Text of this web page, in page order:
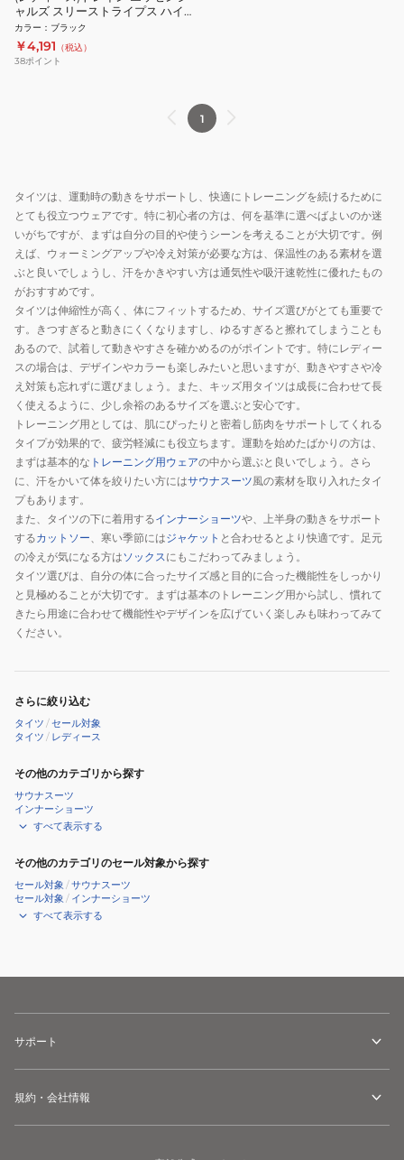
ャルズ スリーストライプス ハイ
ウエスト 7/8丈レギンス ECO90-
HT5438
カラー ： ブラック
￥4,191 （税込）
38ポイント
1
タイツは、運動時の動きをサポートし、快適にトレーニングを続けるために
とても役立つウェアです。特に初心者の方は、何を基準に選べばよいのか迷
いがちですが、まずは自分の目的や使うシーンを考えることが大切です。例
えば、ウォーミングアップや冷え対策が必要な方は、保温性のある素材を選
ぶと良いでしょうし、汗をかきやすい方は通気性や吸汗速乾性に優れたもの
がおすすめです。
タイツは伸縮性が高く、体にフィットするため、サイズ選びがとても重要で
す。きつすぎると動きにくくなりますし、ゆるすぎると擦れてしまうことも
あるので、試着して動きやすさを確かめるのがポイントです。特にレディー
スの場合は、デザインやカラーも楽しみたいと思いますが、動きやすさや冷
え対策も忘れずに選びましょう。また、キッズ用タイツは成長に合わせて長
く使えるように、少し余裕のあるサイズを選ぶと安心です。
トレーニング用としては、肌にぴったりと密着し筋肉をサポートしてくれる
タイプが効果的で、疲労軽減にも役立ちます。運動を始めたばかりの方は、
まずは基本的な トレーニング用ウェアの中から選ぶと良いでしょう。さら
に、汗をかいて体を絞りたい方にはサウナスーツ風の素材を取り入れたタイ
プもあります。
また、タイツの下に着用するインナーショーツや、上半身の動きをサポート
するカットソー、寒い季節にはジャケット と合わせるとより快適です。足元
の冷えが気になる方はソックスにもこだわってみましょう。
タイツ選びは、自分の体に合ったサイズ感と目的に合った機能性をしっかり
と見極めることが大切です。まずは基本のトレーニング用から試し、慣れて
きたら用途に合わせて機能性やデザインを広げていく楽しみも味わってみて
ください。
さらに絞り込む
タイツ /セール対象
タイツ / レディース
その他のカテゴリから探す
サウナスーツ
インナーショーツ
すべて表示する
その他のカテゴリのセール対象から探す
セール対象 /サウナスーツ
セール対象 / インナーショーツ
すべて表示する
サポート
規約・会社情報